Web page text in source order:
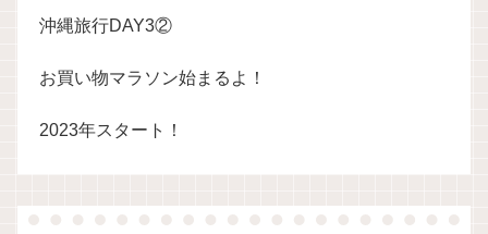
沖縄旅行DAY3②
お買い物マラソン始まるよ！
2023年スタート！